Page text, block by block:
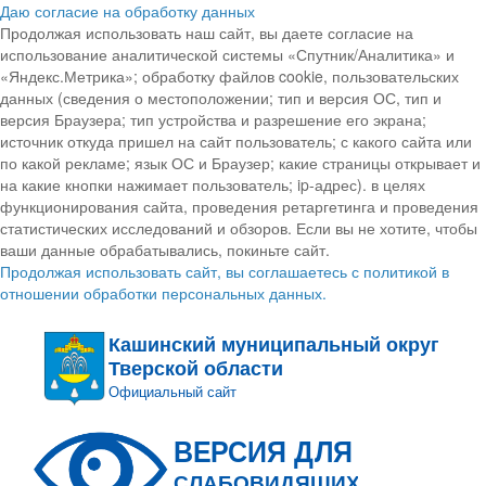
Даю согласие на обработку данных
Продолжая использовать наш сайт, вы даете согласие на
использование аналитической системы «Спутник/Аналитика» и
«Яндекс.Метрика»; обработку файлов cookie, пользовательских
данных (сведения о местоположении; тип и версия ОС, тип и
версия Браузера; тип устройства и разрешение его экрана;
источник откуда пришел на сайт пользователь; с какого сайта или
по какой рекламе; язык ОС и Браузер; какие страницы открывает и
на какие кнопки нажимает пользователь; ip-адрес). в целях
функционирования сайта, проведения ретаргетинга и проведения
статистических исследований и обзоров. Если вы не хотите, чтобы
ваши данные обрабатывались, покиньте сайт.
Продолжая использовать сайт, вы соглашаетесь с политикой в
отношении обработки персональных данных.